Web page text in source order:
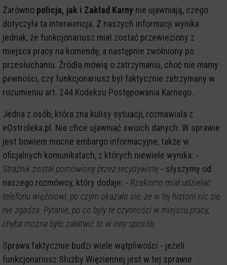
Zarówno policja, jak i Zakład Karny nie ujawniają, czego
dotyczyła ta interwencja. Z naszych informacji wynika
jednak, że funkcjonariusz miał zostać przewieziony z
miejsca pracy na komendę, a następnie zwolniony po
przesłuchaniu. Źródła mówią o zatrzymaniu, choć nie mamy
pewności, czy funkcjonariusz był faktycznie zatrzymany w
rozumieniu art. 244 Kodeksu Postępowania Karnego.
Jedna z osób, która zna kulisy sytuacji, rozmawiała z
eOstroleka.pl. Nie chce ujawniać swoich danych. W sprawie
jest bowiem mocne embargo informacyjne, także w
oficjalnych komunikatach, z których niewiele wynika. -
Strażnik został pomówiony przez recydywistę - słyszymy od
naszego rozmówcy, który dodaje: - Rzekomo miał udzielać
telefonu więźniowi, po czym okazało się, że w tej historii nic się
nie zgadza. Pytanie, po co były te czynności w miejscu pracy,
chyba można było załatwić to w inny sposób.
Sprawa faktycznie budzi wiele wątpliwości - jeżeli
funkcjonariusz Służby Więziennej jest w tej sprawie